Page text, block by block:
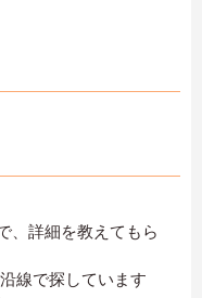
、詳細を教えてもら
線で探しています